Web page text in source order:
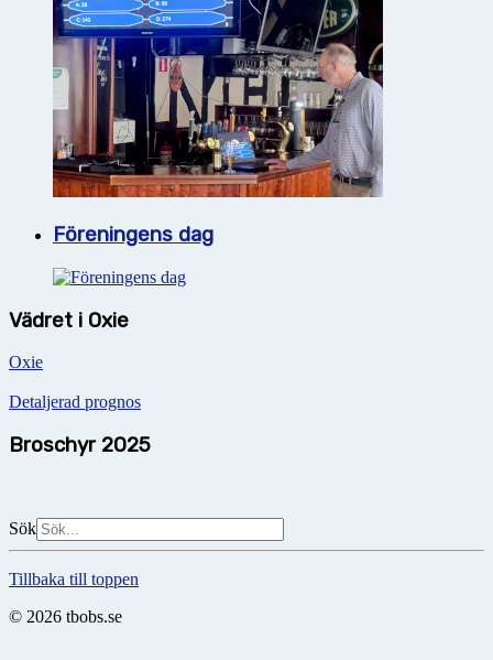
Föreningens dag
Vädret i Oxie
Oxie
Detaljerad prognos
Broschyr 2025
Sök
Tillbaka till toppen
© 2026 tbobs.se